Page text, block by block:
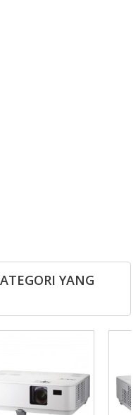
YANG